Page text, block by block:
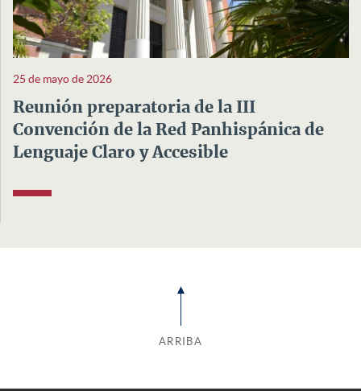
25 de mayo de 2026
Reunión preparatoria de la III
Convención de la Red Panhispánica de
Lenguaje Claro y Accesible
ARRIBA